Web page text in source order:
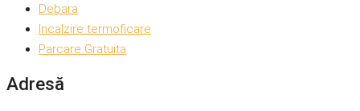
Debara
Incalzire termoficare
Parcare Gratuita
Adresă